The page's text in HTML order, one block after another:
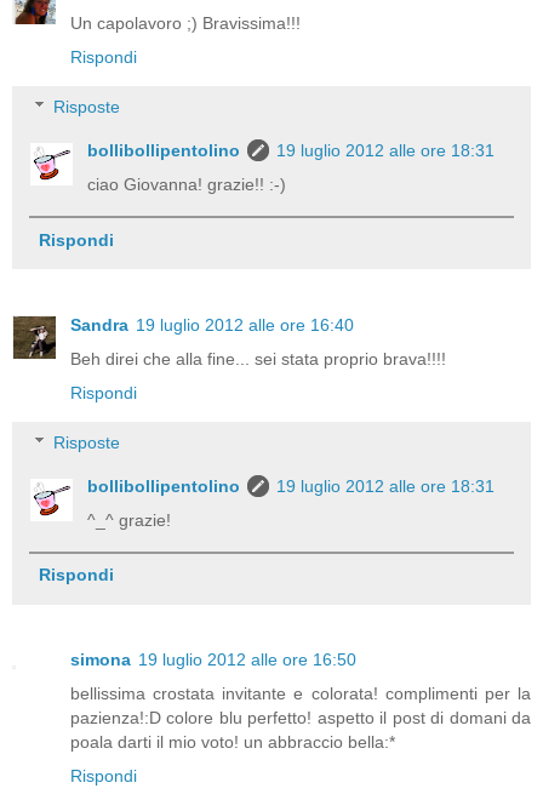
Un capolavoro ;) Bravissima!!!
Rispondi
Risposte
bollibollipentolino
19 luglio 2012 alle ore 18:31
ciao Giovanna! grazie!! :-)
Rispondi
Sandra 19 luglio 2012 alle ore 16:40
Beh direi che alla fine... sei stata proprio brava!!!!
Rispondi
Risposte
bollibollipentolino
19 luglio 2012 alle ore 18:31
^_^ grazie!
Rispondi
simona 19 luglio 2012 alle ore 16:50
bellissima crostata invitante e colorata! complimenti per la
pazienza!:D colore blu perfetto! aspetto il post di domani da
poala darti il mio voto! un abbraccio bella:*
Rispondi